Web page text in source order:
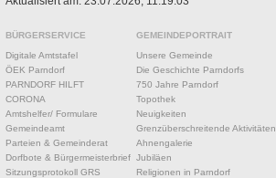
BÜRGERSERVICE
Digitale Amtstafel
ÖEK Parndorf
PARNDORF HILFT
CORONA
Amtshelfer/ Formulare
Gemeindeamt
Parteien & Gemeinderat
Dorfbote & Bürgermeisterbrief
Sitzungsprotokoll GRS
GEMEINDEPORTRAIT
Unsere Gemeinde
Die Geschichte Parndorfs
750 Jahre Parndorf
Topothek
Neuigkeiten
Grenzüberschreitende Aktivitäten
Ahnengalerie
Jubiläen
Religionen in Parndorf